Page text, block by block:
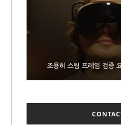
조용히 스팀 프레임 검증
9월 4일부터 서비스 접는 안드
시스턴트
FMS 2026서 차세대 3D 메
모형 처음 선보인